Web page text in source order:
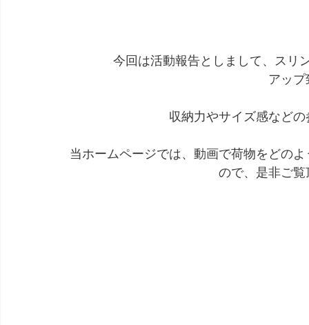
今回は活動報告としまして、スリ
アッ
収納力やサイズ感など
当ホームページでは、動画で荷物をどの
ので、是非ご